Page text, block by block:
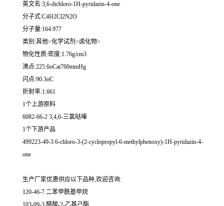
英文名:3,6-dichloro-1H-pyridazin-4-one
分子式:C4H2Cl2N2O
分子量:164.977
类别:其他>化学试剂>卤化物>
物化性质:密度:1.76g/cm3
沸点:225.6oCat760mmHg
闪点:90.3oC
折射率:1.661
1个上游原料
6082-66-2 3,4,6-三氯哒嗪
1个下游产品
499223-49-3 6-chloro-3-(2-cyclopropyl-6-methylphenoxy)-1H-pyridazin-4-
one
生产厂家优惠供应以下品种,欢迎咨询:
120-46-7 二苯甲酰基甲烷